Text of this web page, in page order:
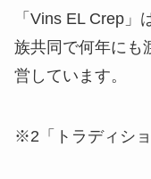
「Vins EL Crep
族共同で何年にも
営しています。
※2「トラディシ